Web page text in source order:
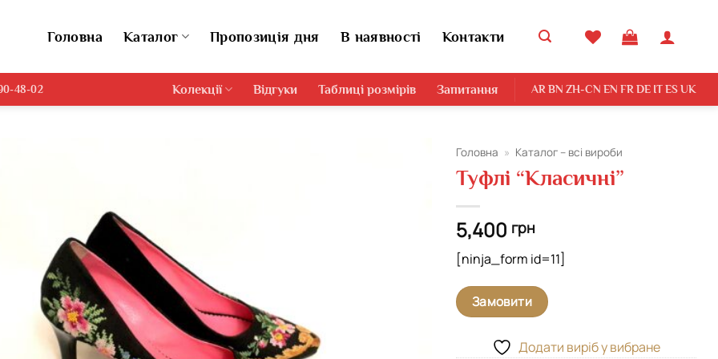
Головна Каталог Пропозиція дня В наявності Контакти
48-02 Колекції Відгуки Таблиці розмірів Запитання AR BN ZH-CN EN FR DE IT ES UK
Головна » Каталог – всі вироби
Туфлі “Класичні”
5,400 грн
[ninja_form id=11]
Замовити
Додати виріб у вибране